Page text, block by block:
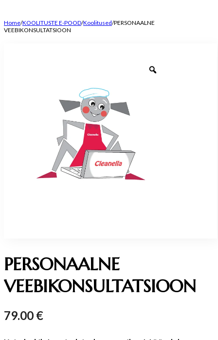
Home/KOOLITUSTE E-POOD/Koolitused/PERSONAALNE
VEEBIKONSULTATSIOON
PERSONAALNE
VEEBIKONSULTATSIOON
79.00 €